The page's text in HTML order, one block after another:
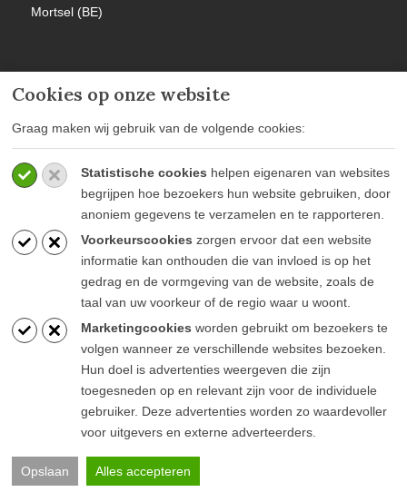
Cookies op onze website
Graag maken wij gebruik van de volgende cookies:
Statistische cookies helpen eigenaren van websites
begrijpen hoe bezoekers hun website gebruiken, door
anoniem gegevens te verzamelen en te rapporteren.
Voorkeurscookies zorgen ervoor dat een website
informatie kan onthouden die van invloed is op het
gedrag en de vormgeving van de website, zoals de
taal van uw voorkeur of de regio waar u woont.
Marketingcookies worden gebruikt om bezoekers te
volgen wanneer ze verschillende websites bezoeken.
Hun doel is advertenties weergeven die zijn
toegesneden op en relevant zijn voor de individuele
gebruiker. Deze advertenties worden zo waardevoller
voor uitgevers en externe adverteerders.
Opslaan Alles accepteren
Mortsel (BE)
MEER INFORMATIE
Privacy policy
Algemene voorwaarden
Veelgestelde vragen
BLIJF OP DE HOOGTE
© Goesten & Goesten |Pink Raven
Algemene voorwaarden
Privacy verklaring